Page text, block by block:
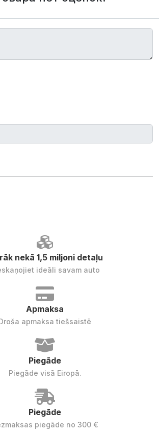
nekā 1,5 miljoni detaļu
ideāli savam auto
Apmaksa
apmaksa tiešsaistē
Piegāde
Piegāde visā Eiropā.
Piegāde
piegāde no 300 €